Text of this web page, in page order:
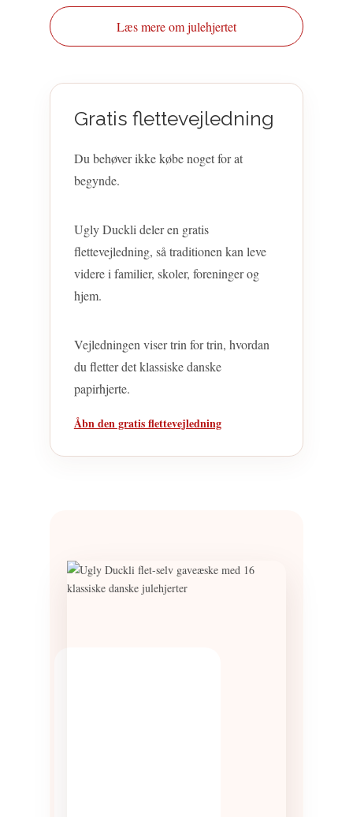
Læs mere om julehjertet
Gratis flettevejledning
Du behøver ikke købe noget for at
begynde.
Ugly Duckli deler en gratis
flettevejledning, så traditionen kan leve
videre i familier, skoler, foreninger og
hjem.
Vejledningen viser trin for trin, hvordan
du fletter det klassiske danske
papirhjerte.
Åbn den gratis flettevejledning